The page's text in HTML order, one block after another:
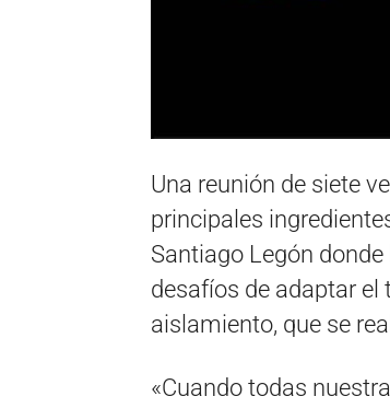
Una reunión de siete
principales
Santiago Legón
desafíos de adaptar el
aislamiento, que se
«Cuando todas